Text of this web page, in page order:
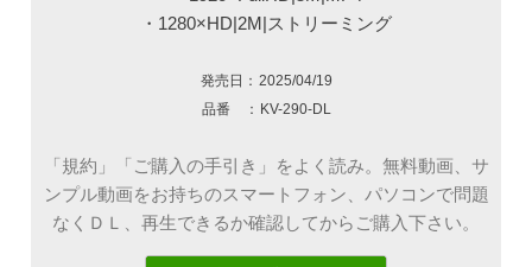
・1280×HD|2M|ストリーミング
発売日： 2025/04/19
品番 ： KV-290-DL
「規約」「ご購入の手引き」をよく読み。無料動画、サ
ンプル動画をお持ちのスマートフォン、パソコンで問題
なくＤＬ、再生できるか確認してからご購入下さい。